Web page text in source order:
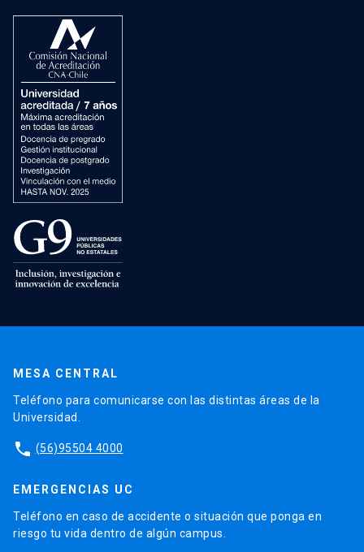
MESA CENTRAL
Teléfono para comunicarse con las distintas áreas de la
Universidad.
phone (56)95504 4000
EMERGENCIAS UC
Teléfono en caso de accidente o situación que ponga en
riesgo tu vida dentro de algún campus.